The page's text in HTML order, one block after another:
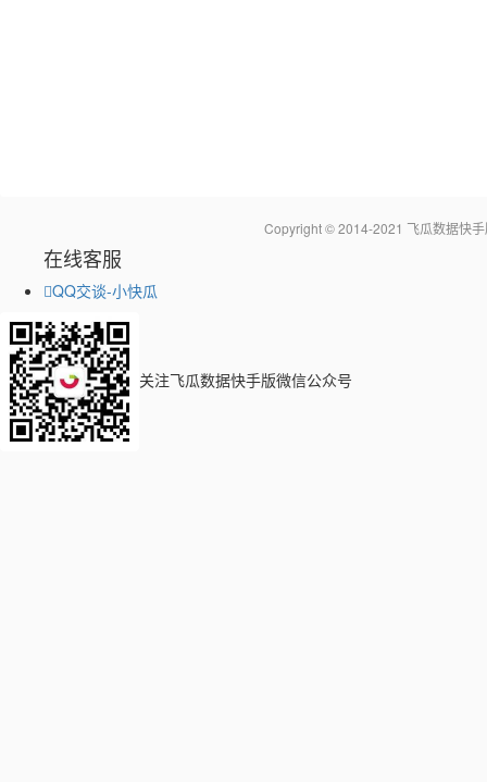
Copyright © 2014-2021 飞瓜数据快
在线客服
QQ交谈-小快瓜
关注飞瓜数据快手版微信公众号